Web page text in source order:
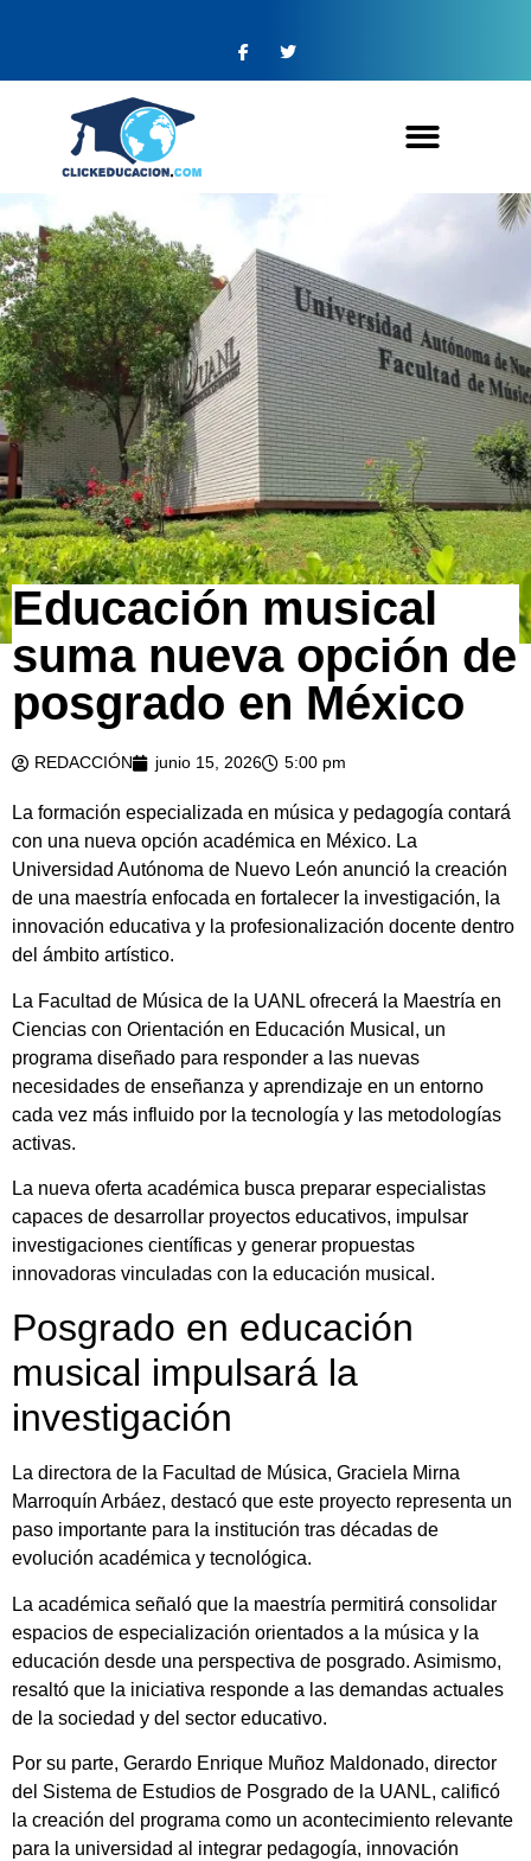
Educación musical
suma nueva opción de
posgrado en México
REDACCIÓN junio 15, 2026 5:00 pm
La formación especializada en música y pedagogía contará
con una nueva opción académica en México. La
Universidad Autónoma de Nuevo León anunció la creación
de una maestría enfocada en fortalecer la investigación, la
innovación educativa y la profesionalización docente dentro
del ámbito artístico.
La Facultad de Música de la UANL ofrecerá la Maestría en
Ciencias con Orientación en Educación Musical, un
programa diseñado para responder a las nuevas
necesidades de enseñanza y aprendizaje en un entorno
cada vez más influido por la tecnología y las metodologías
activas.
La nueva oferta académica busca preparar especialistas
capaces de desarrollar proyectos educativos, impulsar
investigaciones científicas y generar propuestas
innovadoras vinculadas con la educación musical.
Posgrado en educación
musical impulsará la
investigación
La directora de la Facultad de Música, Graciela Mirna
Marroquín Arbáez, destacó que este proyecto representa un
paso importante para la institución tras décadas de
evolución académica y tecnológica.
La académica señaló que la maestría permitirá consolidar
espacios de especialización orientados a la música y la
educación desde una perspectiva de posgrado. Asimismo,
resaltó que la iniciativa responde a las demandas actuales
de la sociedad y del sector educativo.
Por su parte, Gerardo Enrique Muñoz Maldonado, director
del Sistema de Estudios de Posgrado de la UANL, calificó
la creación del programa como un acontecimiento relevante
para la universidad al integrar pedagogía, innovación